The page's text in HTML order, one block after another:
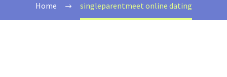
Home singleparentmeet online dating